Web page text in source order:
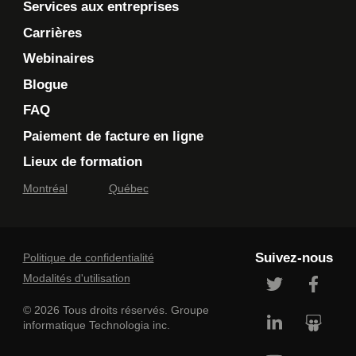
informations personnelles seront utilisées après leur
collecte. Veuillez noter que si vous n'acceptez pas les
Technologia ne disposera pas des informations
nécessaires pour évaluer votre demande, vous
contacter pour faire suite à votre demande, ou vous
fournir les services.
communications commerciales.
Services aux entreprises
Carrières
Webinaires
Blogue
FAQ
Paiement de facture en ligne
Lieux de formation
Montréal Québec
Politique de confidentialité
Modalités d'utilisation
© 2026 Tous droits réservés. Groupe
informatique Technologia inc.
Suivez-nous